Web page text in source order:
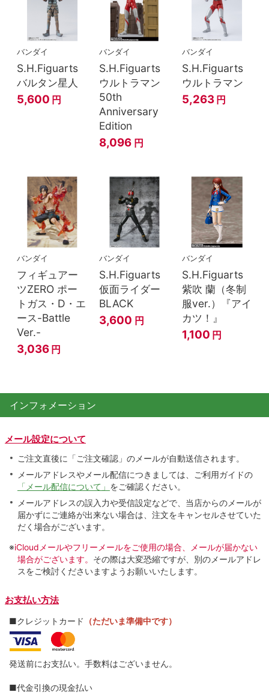
バンダイ
S.H.Figuarts
バルタン星人
5,600 円
バンダイ
S.H.Figuarts
ウルトラマン
50th
Anniversary
Edition
8,096 円
バンダイ
S.H.Figuarts
ウルトラマン
5,263 円
バンダイ
フィギュアー
ツZERO ポー
トガス・D・エ
ース-Battle
Ver.-
3,036 円
バンダイ
S.H.Figuarts
仮面ライダー
BLACK
3,600 円
バンダイ
S.H.Figuarts
紫吹 蘭（冬制
服ver.）『アイ
カツ！』
1,100 円
インフォメーション
メール設定について
ご注文直後に「ご注文確認」のメールが自動送信されます。
メールアドレスやメール配信につきましては、ご利用ガイドの
「メール配信について」 をご確認ください。
メールアドレスの誤入力や受信設定などで、当店からのメールが
届かずにご連絡が出来ない場合は、注文をキャンセルさせていた
だく場合がございます。
※iCloudメールやフリーメールをご使用の場合、メールが届かない
場合がございます。 その際は大変恐縮ですが、別のメールアドレ
スをご検討くださいますようお願いいたします。
お支払い方法
■クレジットカード （ただいま準備中です）
発送前にお支払い。手数料はございません。
■代金引換の現金払い